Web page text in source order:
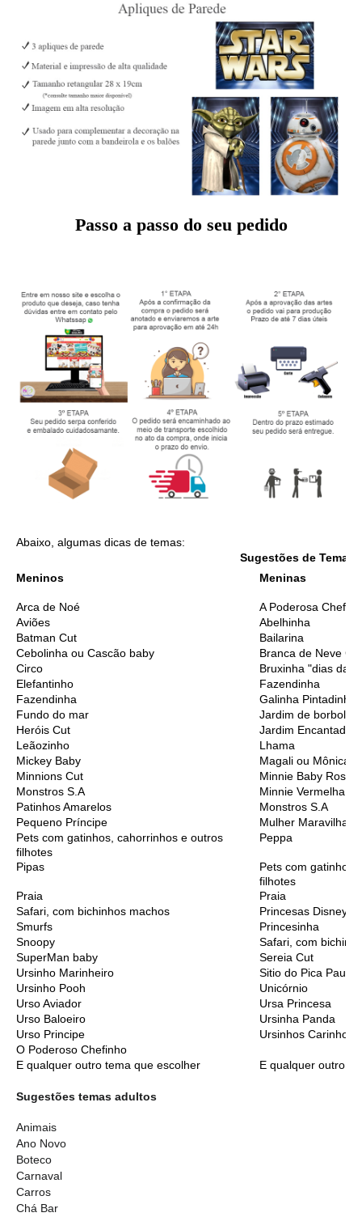
Passo a passo do seu pedido
Abaixo, algumas dicas de temas:
Sugestões de Temas
Meninos
Meninas
Arca de Noé
A Poderosa
Aviões
Abelhinha
Batman Cut
Bailarina
Cebolinha ou Cascão baby
Branca de Neve Cut
Circo
Bruxinha "dias das
Elefantinho
Fazendinha
Fazendinha
Galinha Pintadinha
Fundo do mar
Jardim de
Heróis Cut
Jardim Encantado
Leãozinho
Lhama
Mickey Baby
Magali ou Mônica
Minnions Cut
Minnie Baby Rosa
Monstros S.A
Minnie Vermelha
Patinhos Amarelos
Monstros S.A
Pequeno Príncipe
Mulher Maravilha
Pets com gatinhos, cahorrinhos e outros
filhotes
Peppa
Pipas
Pets com
filhotes
Praia
Praia
Safari, com bichinhos machos
Princesas Disney
Smurfs
Princesinha
Snoopy
Safari, com
SuperMan baby
Sereia Cut
Ursinho Marinheiro
Sitio do Pica Pau
Ursinho Pooh
Unicórnio
Urso Aviador
Ursa Princesa
Urso Baloeiro
Ursinha Panda
Urso Principe
Ursinhos
O Poderoso Chefinho
E qualquer outro tema que escolher
E qualquer outro
Sugestões temas adultos
Animais
Ano Novo
Boteco
Carnaval
Carros
Chá Bar